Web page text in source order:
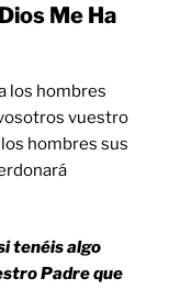
Me Ha
los hombres
vuestro
hombres sus
tenéis algo
Padre que